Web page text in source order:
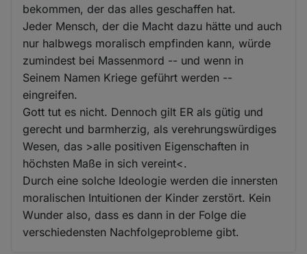
bekommen, der das alles geschaffen hat.
Jeder Mensch, der die Macht dazu hätte und auch
nur halbwegs moralisch empfinden kann, würde
zumindest bei Massenmord -- und wenn in
Seinem Namen Kriege geführt werden --
eingreifen.
Gott tut es nicht. Dennoch gilt ER als gütig und
gerecht und barmherzig, als verehrungswürdiges
Wesen, das >alle positiven Eigenschaften in
höchsten Maße in sich vereint<.
Durch eine solche Ideologie werden die innersten
moralischen Intuitionen der Kinder zerstört. Kein
Wunder also, dass es dann in der Folge die
verschiedensten Nachfolgeprobleme gibt.